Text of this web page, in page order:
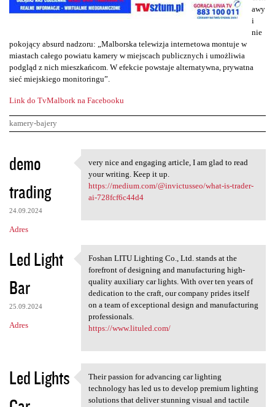
awy
i
nie
pokojący absurd nadzoru: „Malborska telewizja internetowa montuje w
miastach całego powiatu kamery w miejscach publicznych i umożliwia
podgląd z nich mieszkańcom. W efekcie powstaje alternatywna, prywatna
sieć miejskiego monitoringu”.
Link do TvMalbork na Facebooku
kamery-bajery
K
o
m
e
n
a
r
z
e
demo
trading
24.09.2024
Adres
very nice and engaging
very nice and engaging article, I am glad to read
your writing. Keep it up.
https://medium.com/@invictusseo/what-is-trader-
ai-728fcf6c44d4
Led Light
Bar
25.09.2024
Adres
Foshan LITU Lighting Co., Ltd
Foshan LITU Lighting Co., Ltd. stands at the
forefront of designing and manufacturing high-
quality auxiliary car lights. With over ten years of
dedication to the craft, our company prides itself
on a team of exceptional design and manufacturing
professionals.
https://www.lituled.com/
Led Lights
Their passion for advancing
Their passion for advancing car lighting
technology has led us to develop premium lighting
solutions that deliver stunning visual and tactile